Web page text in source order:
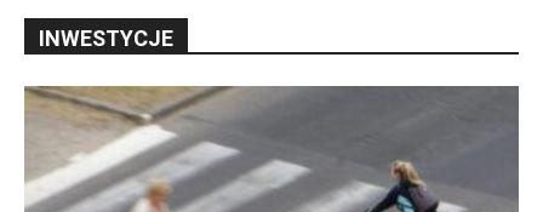
INWESTYCJE